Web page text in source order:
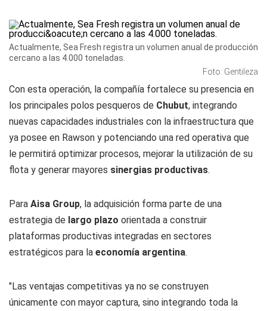
Actualmente, Sea Fresh registra un volumen anual de producción
cercano a las 4.000 toneladas.
Foto: Gentileza
Con esta operación, la compañía fortalece su presencia en
los principales polos pesqueros de Chubut, integrando
nuevas capacidades industriales con la infraestructura que
ya posee en Rawson y potenciando una red operativa que
le permitirá optimizar procesos, mejorar la utilización de su
flota y generar mayores sinergias productivas.
Para Aisa Group, la adquisición forma parte de una
estrategia de largo plazo orientada a construir
plataformas productivas integradas en sectores
estratégicos para la economía argentina.
"Las ventajas competitivas ya no se construyen
únicamente con mayor captura, sino integrando toda la